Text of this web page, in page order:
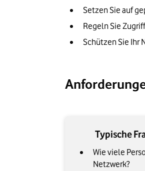
Unser Fazit: Ein
Setzen Sie auf
Regeln Sie
Schützen Sie Ihr
Typische
Wie viele
Netzwerk?